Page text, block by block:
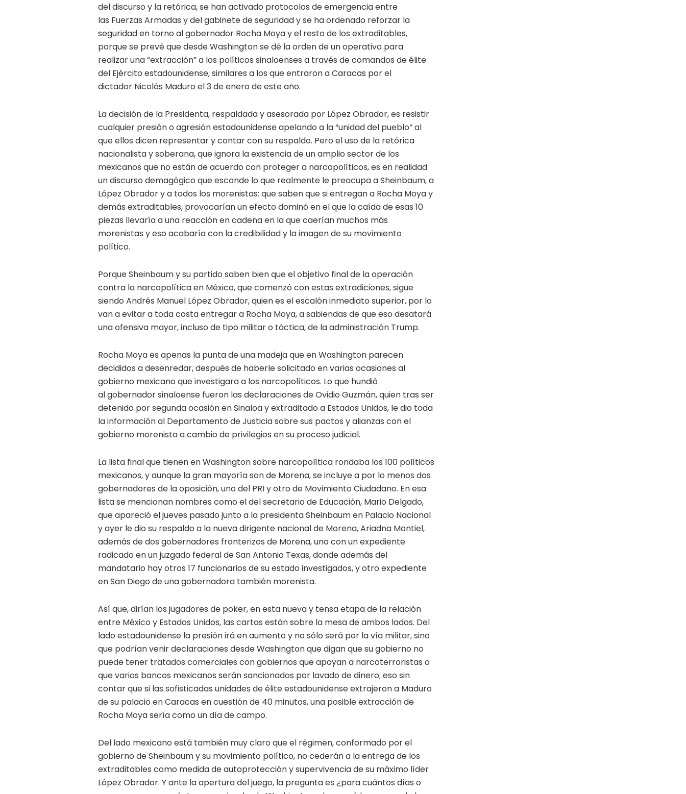
del discurso y la retórica, se han activado protocolos de emergencia entre
las Fuerzas Armadas y del gabinete de seguridad y se ha ordenado reforzar la
seguridad en torno al gobernador Rocha Moya y el resto de los extraditables,
porque se prevé que desde Washington se dé la orden de un operativo para
realizar una “extracción” a los políticos sinaloenses a través de comandos de élite
del Ejército estadounidense, similares a los que entraron a Caracas por el
dictador Nicolás Maduro el 3 de enero de este año.
La decisión de la Presidenta, respaldada y asesorada por López Obrador, es resistir
cualquier presión o agresión estadounidense apelando a la “unidad del pueblo” al
que ellos dicen representar y contar con su respaldo. Pero el uso de la retórica
nacionalista y soberana, que ignora la existencia de un amplio sector de los
mexicanos que no están de acuerdo con proteger a narcopolíticos, es en realidad
un discurso demagógico que esconde lo que realmente le preocupa a Sheinbaum, a
López Obrador y a todos los morenistas: que saben que si entregan a Rocha Moya y
demás extraditables, provocarían un efecto dominó en el que la caída de esas 10
piezas llevaría a una reacción en cadena en la que caerían muchos más
morenistas y eso acabaría con la credibilidad y la imagen de su movimiento
político.
Porque Sheinbaum y su partido saben bien que el objetivo final de la operación
contra la narcopolítica en México, que comenzó con estas extradiciones, sigue
siendo Andrés Manuel López Obrador, quien es el escalón inmediato superior, por lo
van a evitar a toda costa entregar a Rocha Moya, a sabiendas de que eso desatará
una ofensiva mayor, incluso de tipo militar o táctica, de la administración Trump.
Rocha Moya es apenas la punta de una madeja que en Washington parecen
decididos a desenredar, después de haberle solicitado en varias ocasiones al
gobierno mexicano que investigara a los narcopolíticos. Lo que hundió
al gobernador sinaloense fueron las declaraciones de Ovidio Guzmán, quien tras ser
detenido por segunda ocasión en Sinaloa y extraditado a Estados Unidos, le dio toda
la información al Departamento de Justicia sobre sus pactos y alianzas con el
gobierno morenista a cambio de privilegios en su proceso judicial.
La lista final que tienen en Washington sobre narcopolítica rondaba los 100 políticos
mexicanos, y aunque la gran mayoría son de Morena, se incluye a por lo menos dos
gobernadores de la oposición, uno del PRI y otro de Movimiento Ciudadano. En esa
lista se mencionan nombres como el del secretario de Educación, Mario Delgado,
que apareció el jueves pasado junto a la presidenta Sheinbaum en Palacio Nacional
y ayer le dio su respaldo a la nueva dirigente nacional de Morena, Ariadna Montiel,
además de dos gobernadores fronterizos de Morena, uno con un expediente
radicado en un juzgado federal de San Antonio Texas, donde además del
mandatario hay otros 17 funcionarios de su estado investigados, y otro expediente
en San Diego de una gobernadora también morenista.
Así que, dirían los jugadores de poker, en esta nueva y tensa etapa de la relación
entre México y Estados Unidos, las cartas están sobre la mesa de ambos lados. Del
lado estadounidense la presión irá en aumento y no sólo será por la vía militar, sino
que podrían venir declaraciones desde Washington que digan que su gobierno no
puede tener tratados comerciales con gobiernos que apoyan a narcoterroristas o
que varios bancos mexicanos serán sancionados por lavado de dinero; eso sin
contar que si las sofisticadas unidades de élite estadounidense extrajeron a Maduro
de su palacio en Caracas en cuestión de 40 minutos, una posible extracción de
Rocha Moya sería como un día de campo.
Del lado mexicano está también muy claro que el régimen, conformado por el
gobierno de Sheinbaum y su movimiento político, no cederán a la entrega de los
extraditables como medida de autoprotección y supervivencia de su máximo líder
López Obrador. Y ante la apertura del juego, la pregunta es ¿para cuántos días o